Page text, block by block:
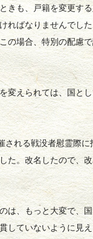
も、戸籍を変更す
ればなりませんでし
の場合、特別の配慮
変えられては、国と
れる戦没者慰霊際に
た。改名したので、
、もっと大変で、
していないように見